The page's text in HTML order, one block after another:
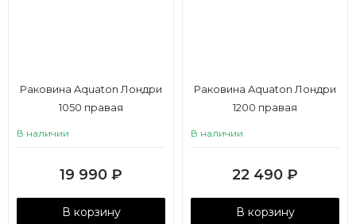
Раковина Aquaton Лондри
1050 правая
В наличии
19 990 ₽
В корзину
Раковина Aquaton Лондри
1200 правая
В наличии
22 490 ₽
В корзину